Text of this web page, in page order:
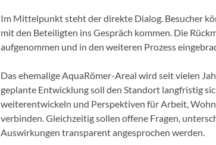
Im Mittelpunkt steht der direkte Dialog. Besucher
mit den Beteiligten ins Gespräch kommen. Die
aufgenommen und in den weiteren Prozess
Das ehemalige AquaRömer-Areal wird seit vielen
geplante Entwicklung soll den Standort langfristig
weiterentwickeln und Perspektiven für Arbeit,
verbinden. Gleichzeitig sollen offene Fragen,
Auswirkungen transparent angesprochen werden.